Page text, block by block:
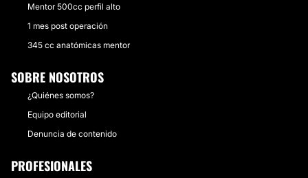
Mentor 500cc perfil alto
1 mes post operación
345 cc anatómicas mentor
SOBRE NOSOTROS
¿Quiénes somos?
Equipo editorial
Denuncia de contenido
PROFESIONALES